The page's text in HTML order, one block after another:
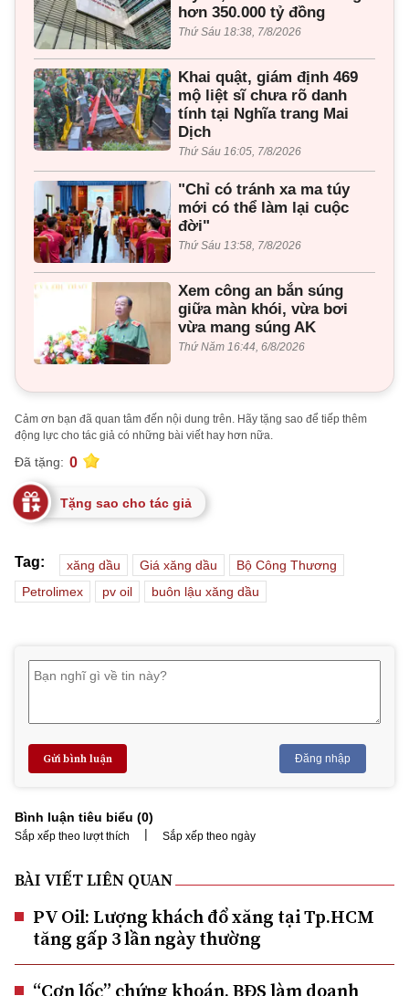
hơn 350.000 tỷ đồng
Thứ Sáu 18:38, 7/8/2026
Khai quật, giám định 469
mộ liệt sĩ chưa rõ danh
tính tại Nghĩa trang Mai
Dịch
Thứ Sáu 16:05, 7/8/2026
"Chỉ có tránh xa ma túy
mới có thể làm lại cuộc
đời"
Thứ Sáu 13:58, 7/8/2026
Xem công an bắn súng
giữa màn khói, vừa bơi
vừa mang súng AK
Thứ Năm 16:44, 6/8/2026
Cảm ơn bạn đã quan tâm đến nội dung trên. Hãy tặng sao để tiếp thêm
động lực cho tác giả có những bài viết hay hơn nữa.
Đã tặng: 0
Tặng sao cho tác giả
Tag: xăng dầu Giá xăng dầu
Bộ Công Thương
Petrolimex
pv oil buôn lậu xăng dầu
Gửi bình luận Đăng nhập
Bình luận tiêu biểu (0)
Sắp xếp theo lượt thích | Sắp xếp theo ngày
BÀI VIẾT LIÊN QUAN
PV Oil: Lượng khách đổ xăng tại Tp.HCM
tăng gấp 3 lần ngày thường
“Cơn lốc” chứng khoán, BĐS làm doanh